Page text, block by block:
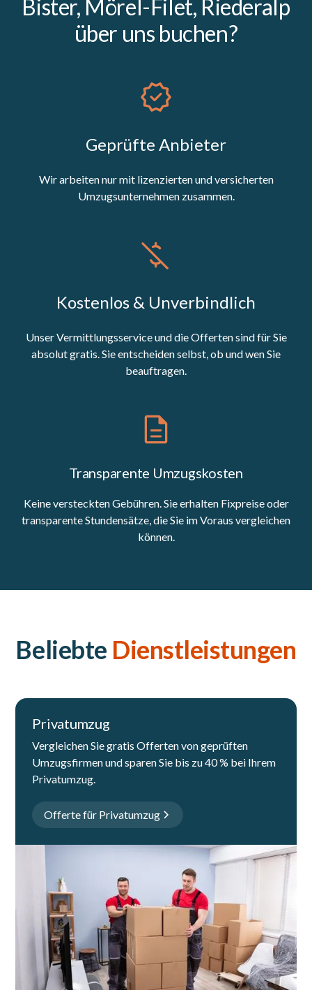
Bister, Mörel-Filet, Riederalp
über uns buchen?
Geprüfte Anbieter
Wir arbeiten nur mit lizenzierten und versicherten
Umzugsunternehmen zusammen.
Kostenlos & Unverbindlich
Unser Vermittlungsservice und die Offerten sind für Sie
absolut gratis. Sie entscheiden selbst, ob und wen Sie
beauftragen.
Transparente Umzugskosten
Keine versteckten Gebühren. Sie erhalten Fixpreise oder
transparente Stundensätze, die Sie im Voraus vergleichen
können.
Beliebte Dienstleistungen
Privatumzug
Vergleichen Sie gratis Offerten von geprüften
Umzugsfirmen und sparen Sie bis zu 40 % bei Ihrem
Privatumzug.
Offerte für Privatumzug